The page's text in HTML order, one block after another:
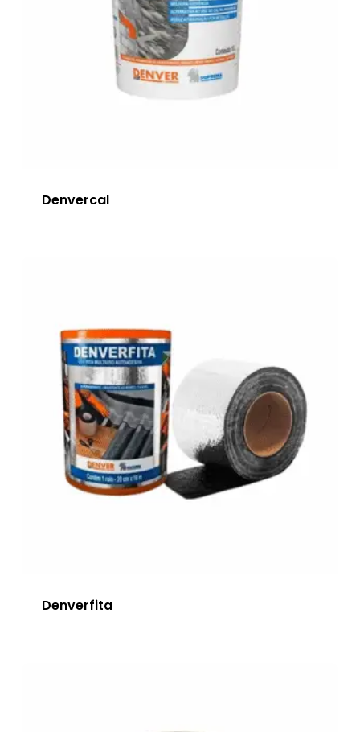
Denvercal
Denverfita